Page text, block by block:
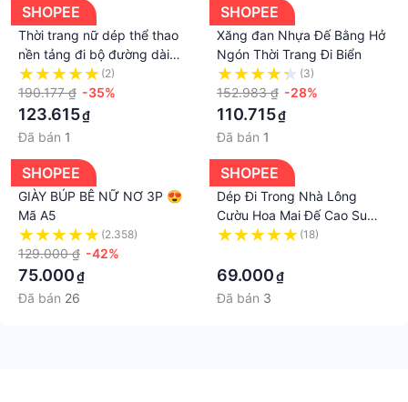
SHOPEE
Thời trang nữ dép thể thao
nền tảng đi bộ đường dài
mùa hè thoải mái cộng với
kích thước
(2)
190.177 ₫ -35%
123.615₫
Đã bán 1
SHOPEE
Xăng đan Nhựa Đế Bằng Hở
Ngón Thời Trang Đi Biển
(3)
152.983 ₫ -28%
110.715₫
Đã bán 1
SHOPEE
GIÀY BÚP BÊ NỮ NƠ 3P 😍
Mã A5
(2.358)
129.000 ₫ -42%
75.000₫
Đã bán 26
SHOPEE
Dép Đi Trong Nhà Lông
Cườu Hoa Mai Đế Cao Su
Chống Trơn - D119 -D37
(18)
69.000₫
Đã bán 3